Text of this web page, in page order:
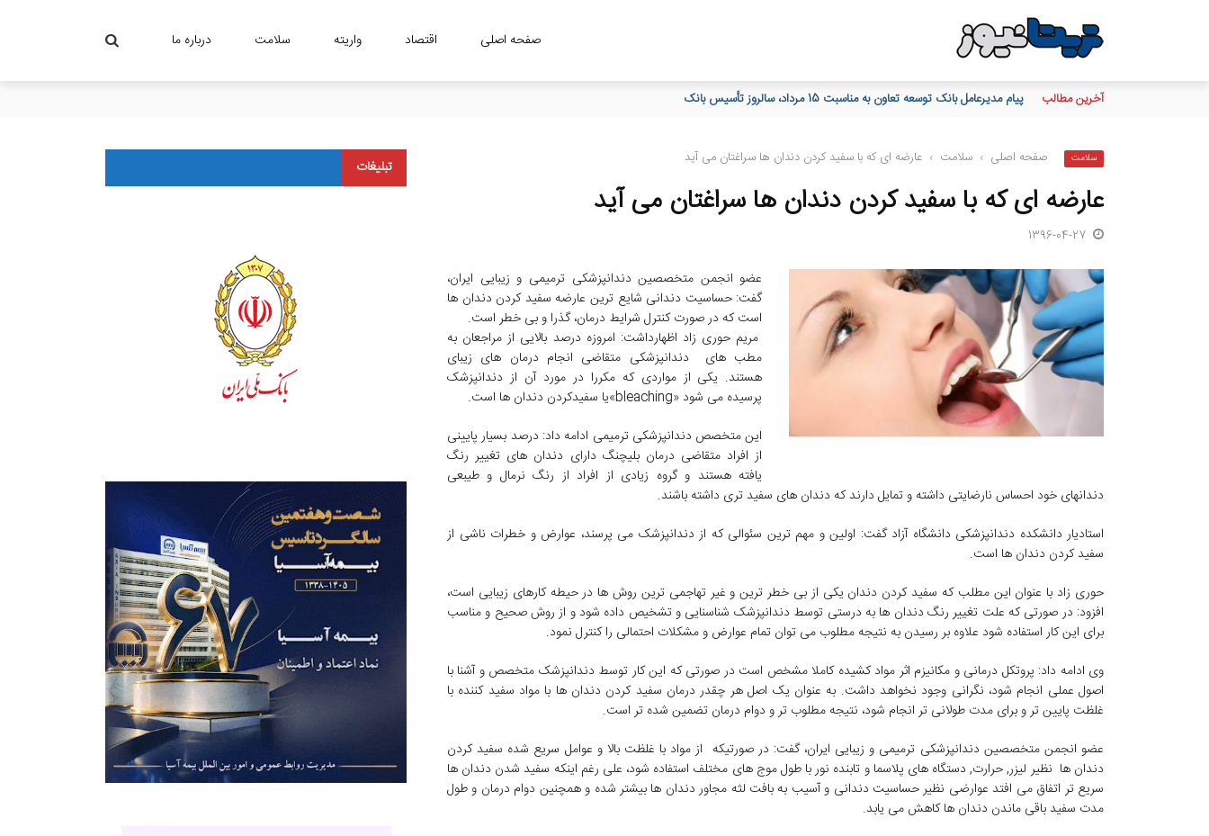
صفحه اصلی اقتصاد واریته سلامت درباره ما
آخرین مطالب پیام مدیرعامل بانک توسعه تعاون به مناسبت 15 مرداد، سالروز تأسیس بانک
سلامت صفحه اصلی › سلامت › عارضه ای که با سفید کردن دندان ها سراغتان می آید
عارضه ای که با سفید کردن دندان ها سراغتان می آید
1396-04-27
عضو انجمن متخصصین دندانپزشکی ترمیمی و زیبایی ایران،
گفت: حساسیت دندانی شایع ترین عارضه سفید کردن دندان ها
است که در صورت کنترل شرایط درمان، گذرا و بی خطر است.
مریم حوری زاد اظهارداشت: امروزه درصد بالایی از مراجعان به
مطب های دندانپزشکی متقاضی انجام درمان های زیبای
هستند. یکی از مواردی که مکررا در مورد آن از دندانپزشک
پرسیده می شود «bleaching»یا سفیدکردن دندان ها است.
این متخصص دندانپزشکی ترمیمی ادامه داد: درصد بسیار پایینی
از افراد متقاضی درمان بلیچنگ دارای دندان های تغییر رنگ
یافته هستند و گروه زیادی از افراد از رنگ نرمال و طیبعی
دندانهای خود احساس نارضایتی داشته و تمایل دارند که دندان های سفید تری داشته باشند.
استادیار دانشکده دندانپزشکی دانشگاه آزاد گفت: اولین و مهم ترین سئوالی که از دندانپزشک می پرسند، عوارض و خطرات ناشی از
سفید کردن دندان ها است.
حوری زاد با عنوان این مطلب که سفید کردن دندان یکی از بی خطر ترین و غیر تهاجمی ترین روش ها در حیطه کارهای زیبایی است،
افزود: در صورتی که علت تغییر رنگ دندان ها به درستی توسط دندانپزشک شناسنایی و تشخیص داده شود و از روش صحیح و مناسب
برای این کار استفاده شود علاوه بر رسیدن به نتیجه مطلوب می توان تمام عوارض و مشکلات احتمالی را کنترل نمود.
وی ادامه داد: پروتکل درمانی و مکانیزم اثر مواد کشیده کاملا مشخص است در صورتی که این کار توسط دندانپزشک متخصص و آشنا با
اصول عملی انجام شود، نگرانی وجود نخواهد داشت. به عنوان یک اصل هر چقدر درمان سفید کردن دندان ها با مواد سفید کننده با
غلظت پایین تر و برای مدت طولانی تر انجام شود، نتیجه مطلوب تر و دوام درمان تضمین شده تر است.
عضو انجمن متخصصین دندانپزشکی ترمیمی و زیبایی ایران، گفت: در صورتیکه از مواد با غلظت بالا و عوامل سریع شده سفید کردن
دندان ها نظیر لیزر, حرارت, دستگاه های پلاسما و تابنده نور با طول موج های مختلف استفاده شود، علی رغم اینکه سفید شدن دندان ها
سریع تر اتفاق می افتد عوارضی نظیر حساسیت دندانی و آسیب به بافت لثه مجاور دندان ها بیشتر شده و همچنین دوام درمان و طول
مدت سفید باقی ماندن دندان ها کاهش می یابد.
تبلیغات